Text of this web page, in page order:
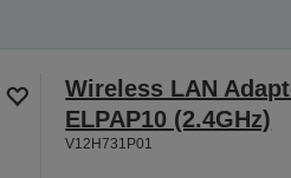
Wireless LAN
ELPAP10 (2.4GHz)
V12H731P01